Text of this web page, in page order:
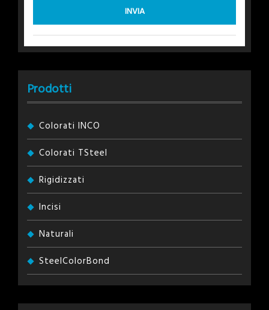
Prodotti
Colorati INCO
Colorati TSteel
Rigidizzati
Incisi
Naturali
SteelColorBond